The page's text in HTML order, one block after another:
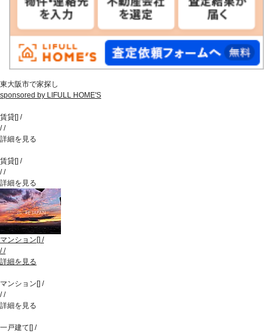
東大阪市で家探し
sponsored by LIFULL HOME'S
賃貸[] /
//
詳細を見る
賃貸[] /
//
詳細を見る
マンション [] /
//
詳細を見る
マンション [] /
//
詳細を見る
一戸建て [] /